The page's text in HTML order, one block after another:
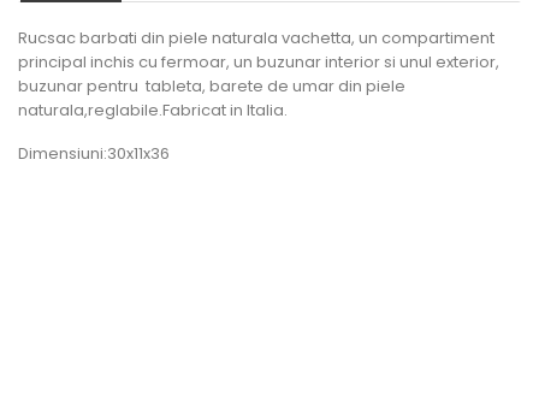
Rucsac barbati din piele naturala vachetta, un compartiment
principal inchis cu fermoar, un buzunar interior si unul exterior,
buzunar pentru tableta, barete de umar din piele
naturala,reglabile.Fabricat in Italia.
Dimensiuni:30x11x36